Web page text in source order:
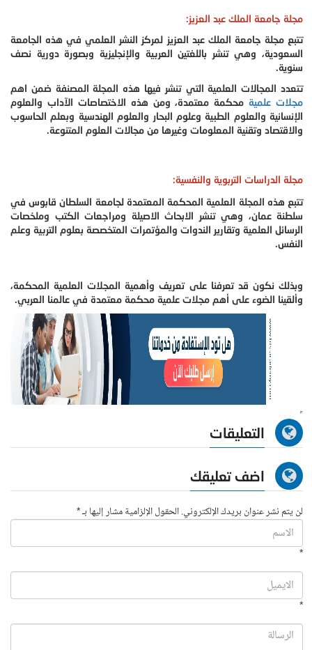
مجلة جامعة الملك عبد العزيز:
تتبع مجلة جامعة الملك عبد العزيز لمركز النشر العلمي في هذه الجامعة
السعودية، وهي تنشر باللغتين العربية والإنجليزية وبصورة دورية نصف
سنوية.
تتعدد المجالات العلمية التي تنشر فيها هذه المجلة المصنفة ضمن اهم
مجلات علميةمحكمة معتمدة، ومن هذه الاختصاصات الآداب والعلوم
الإنسانية والعلوم الطبية وعلوم البحار والعلوم الهندسية وبعلم الحاسوب
والاقتصاد وتقنية المعلومات وغيرها من مجالات العلوم المتنوعة.
مجلة الدراسات التربوية والنفسية:
تتبع هذه المجلة العلمية المحكمة المعتمدة لجامعة السلطان قابوس في
سلطنة عمان، وهي تنشر الابحاث الاصيلة ومراجعات الكتب وملخصات
الرسائل العلمية وتقارير الندوات والمؤتمرات المتخصصة بعلوم التربية وعلم
النفس.
وبذلك نكون قد تعرفنا على تعريف وأهمية المجلات العلمية المحكمة،
وألقينا الضوء على أهم مجلات علمية محكمة معتمدة في عالمنا العربي.
التعليقات
اضف تعليقك
لن يتم نشر عنوان بريدك الإلكتروني. الحقول الإلزامية مشار إليها بـ *
*
*